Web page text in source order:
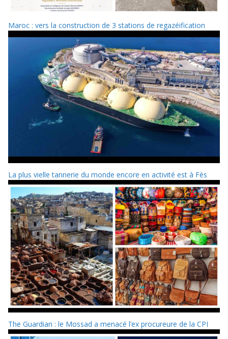
Maroc : vers la construction de 3 stations de regazéification
La plus vielle tannerie du monde encore en activité est à Fès
The Guardian : le Mossad a menacé l’ex procureure de la CPI